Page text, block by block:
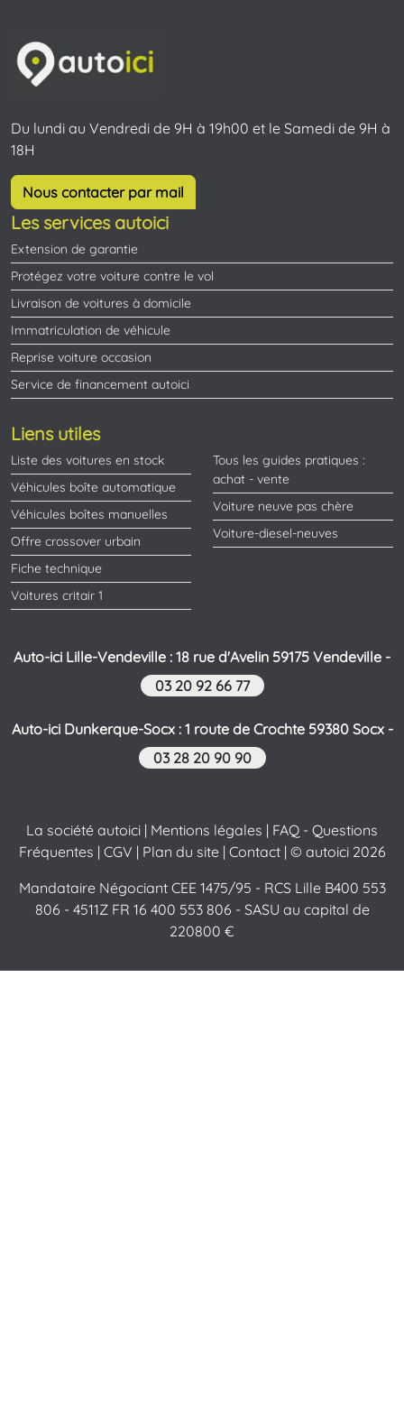
Du lundi au Vendredi de 9H à 19h00 et le Samedi de 9H à
18H
Nous contacter par mail
Les services autoici
Extension de garantie
Protégez votre voiture contre le vol
Livraison de voitures à domicile
Immatriculation de véhicule
Reprise voiture occasion
Service de financement autoici
Liens utiles
Liste des voitures en stock
Véhicules boîte automatique
Véhicules boîtes manuelles
Offre crossover urbain
Fiche technique
Voitures critair 1
Tous les guides pratiques :
achat - vente
Voiture neuve pas chère
Voiture-diesel-neuves
Auto-ici Lille-Vendeville : 18 rue d'Avelin 59175 Vendeville -
03 20 92 66 77
Auto-ici Dunkerque-Socx : 1 route de Crochte 59380 Socx -
03 28 20 90 90
La société autoici | Mentions légales | FAQ - Questions
Fréquentes | CGV | Plan du site| Contact| © autoici 2026
Mandataire Négociant CEE 1475/95 - RCS Lille B400 553
806 - 4511Z FR 16 400 553 806 - SASU au capital de
220800 €